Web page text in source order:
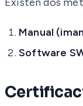
Manual
Software